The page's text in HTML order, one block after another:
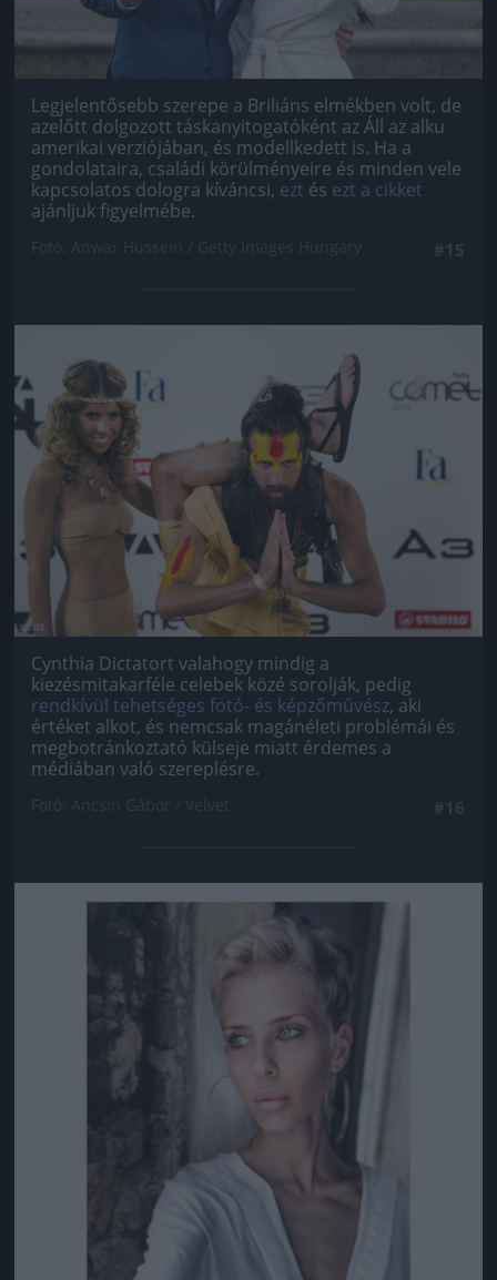
Legjelentősebb szerepe a Briliáns elmékben volt, de
azelőtt dolgozott táskanyitogatóként az Áll az alku
amerikai verziójában, és modellkedett is. Ha a
gondolataira, családi körülményeire és minden vele
kapcsolatos dologra kíváncsi, ezt és ezt a cikket
ajánljuk figyelmébe.
Cynthia Dictatort valahogy mindig a
kiezésmitakarféle celebek közé sorolják, pedig
rendkívül tehetséges fotó- és képzőművész, aki
értéket alkot, és nemcsak magánéleti problémái és
megbotránkoztató külseje miatt érdemes a
médiában való szereplésre.
Jön még kép!